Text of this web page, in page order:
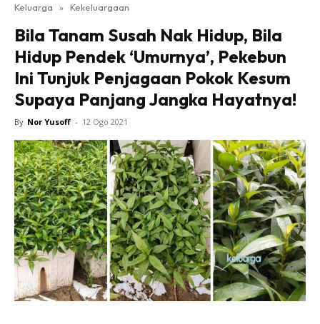
Keluarga » Kekeluargaan
Bila Tanam Susah Nak Hidup, Bila
Hidup Pendek ‘Umurnya’, Pekebun
Ini Tunjuk Penjagaan Pokok Kesum
Supaya Panjang Jangka Hayatnya!
By Nor Yusoff - 12 Ogo 2021